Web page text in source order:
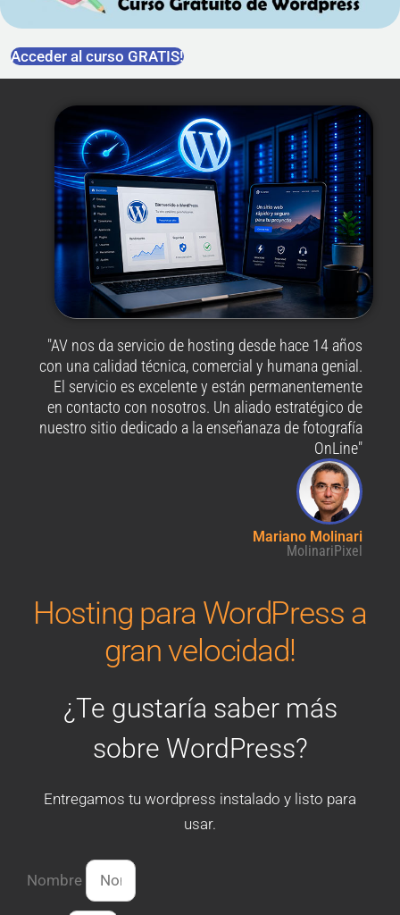
Acceder al curso GRATIS!
"AV nos da servicio de hosting desde hace 14 años
con una calidad técnica, comercial y humana genial.
El servicio es excelente y están permanentemente
en contacto con nosotros. Un aliado estratégico de
nuestro sitio dedicado a la enseñanaza de fotografía
OnLine"
Mariano Molinari
MolinariPixel
Hosting para WordPress a
gran velocidad!
¿Te gustaría saber más
sobre WordPress?
Entregamos tu wordpress instalado y listo para
usar.
Nombre